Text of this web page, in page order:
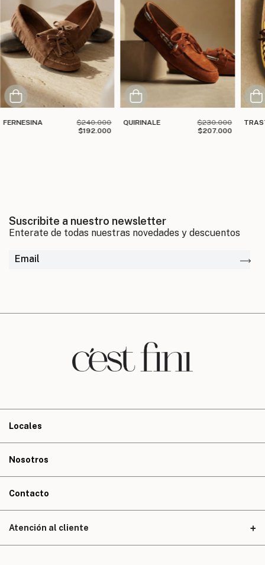
FERNESINA
$240.000
$192.000
QUIRINALE
$230.000
$207.000
Suscribite a nuestro newsletter
Locales
Nosotros
Contacto
Atención al cliente